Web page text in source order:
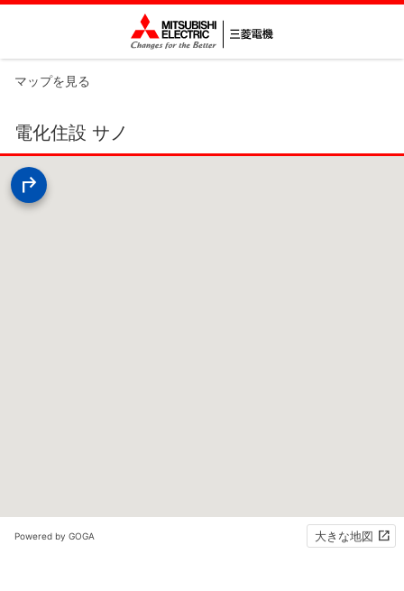
マップを見る
電化住設 サノ
Powered by GOGA 大きな地図